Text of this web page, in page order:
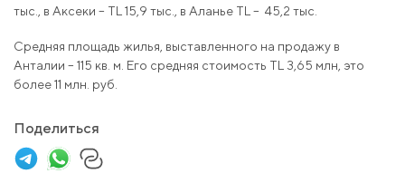
тыс., в Аксеки – TL 15,9 тыс., в Аланье TL – 45,2 тыс.
Средняя площадь жилья, выставленного на продажу в
Анталии – 115 кв. м. Его средняя стоимость TL 3,65 млн, это
более 11 млн. руб.
Поделиться